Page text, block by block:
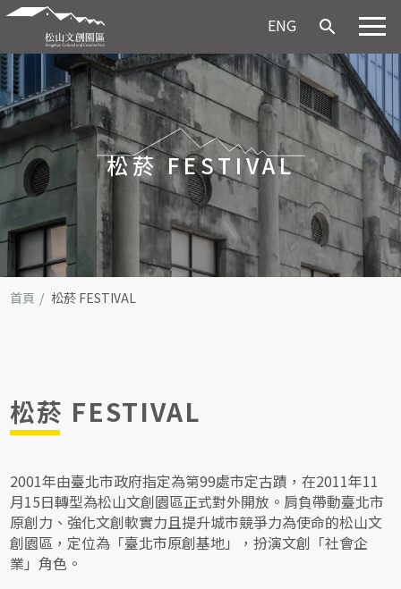
ENG search
松菸 FESTIVAL
首頁 松菸 FESTIVAL
松菸 FESTIVAL
2001年由臺北市政府指定為第99處市定古蹟，在2011年11
月15日轉型為松山文創園區正式對外開放。肩負帶動臺北市
原創力、強化文創軟實力且提升城市競爭力為使命的松山文
創園區，定位為「臺北市原創基地」，扮演文創「社會企
業」角色。